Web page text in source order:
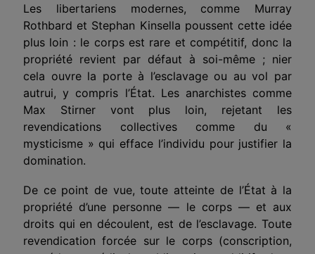
Les libertariensmodernes, comme Murray
Rothbard et Stephan Kinsella poussent cette idée
plus loin : le corps est rare et compétitif, donc la
propriété revient par défaut à soi-même ; nier
cela ouvre la porte à l’esclavage ou au vol par
autrui, y compris l’État. Les anarchistes comme
Max Stirner vont plus loin, rejetant les
revendications collectives comme du «
mysticisme » qui efface l’individu pour justifier la
domination.
De ce point de vue, toute atteinte de l’État à la
propriété d’une personne — le corps — et aux
droits qui en découlent, est de l’esclavage. Toute
revendication forcée sur le corps (conscription,